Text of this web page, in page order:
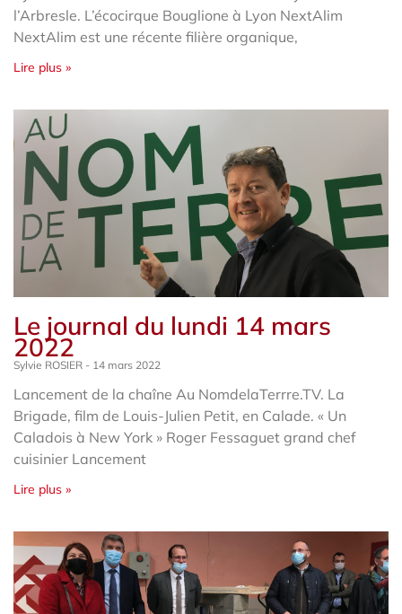
l’Arbresle. L’écocirque Bouglione à Lyon NextAlim
NextAlim est une récente filière organique,
Lire plus »
Le journal du lundi 14 mars
2022
Sylvie ROSIER 14 mars 2022
Lancement de la chaîne Au NomdelaTerrre.TV. La
Brigade, film de Louis-Julien Petit, en Calade. « Un
Caladois à New York » Roger Fessaguet grand chef
cuisinier Lancement
Lire plus »